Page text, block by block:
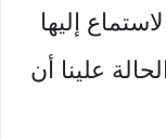
إليها
علينا أن